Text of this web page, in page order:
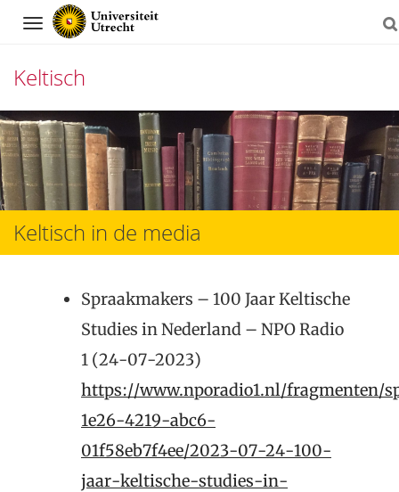
Navigation
Keltisch
Direct
naar
het
inhoud
Keltisch in de media
Spraakmakers – 100 Jaar Keltische
Studies in Nederland – NPO Radio
1 (24-07-2023)
https://www.nporadio1.nl/fragmenten/
1e26-4219-abc6-
01f58eb7f4ee/2023-07-24-100-
jaar-keltische-studies-in-